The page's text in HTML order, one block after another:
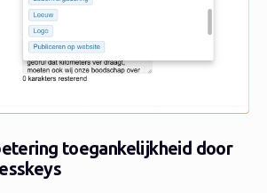
toegankelijkheid door